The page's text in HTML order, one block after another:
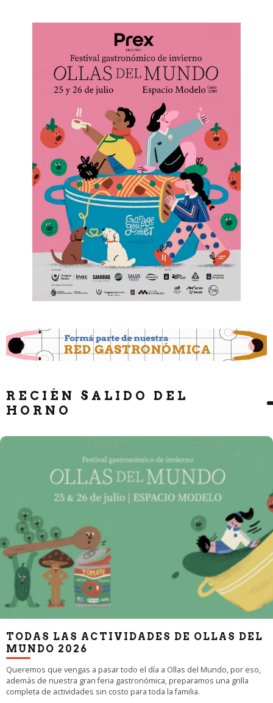
RECIÉN SALIDO DEL
HORNO
TODAS LAS ACTIVIDADES DE OLLAS DEL
MUNDO 2026
Queremos que vengas a pasar todo el día a Ollas del Mundo, por eso,
además de nuestra gran feria gastronómica, preparamos una grilla
completa de actividades sin costo para toda la familia.